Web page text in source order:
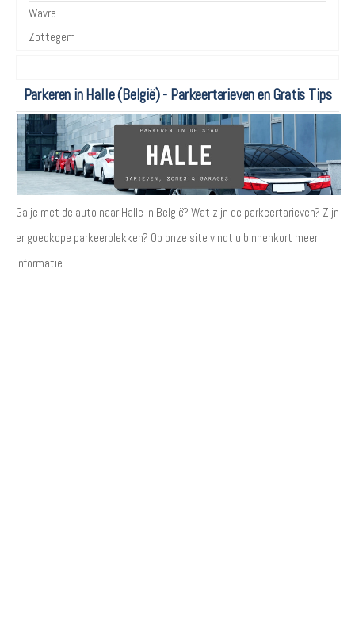
Wavre
Zottegem
Parkeren in Halle (België) - Parkeertarieven en Gratis Tips
Ga je met de auto naar Halle in België? Wat zijn de parkeertarieven? Zijn
er goedkope parkeerplekken? Op onze site vindt u binnenkort meer
informatie.